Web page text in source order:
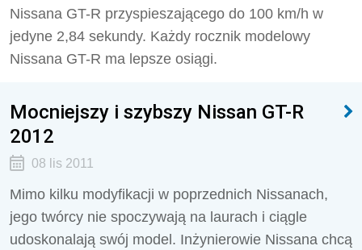
Nissana GT-R przyspieszającego do 100 km/h w
jedyne 2,84 sekundy. Każdy rocznik modelowy
Nissana GT-R ma lepsze osiągi.
Mocniejszy i szybszy Nissan GT-R
2012
08 lis 2011
Mimo kilku modyfikacji w poprzednich Nissanach,
jego twórcy nie spoczywają na laurach i ciągle
udoskonalają swój model. Inżynierowie Nissana chcą